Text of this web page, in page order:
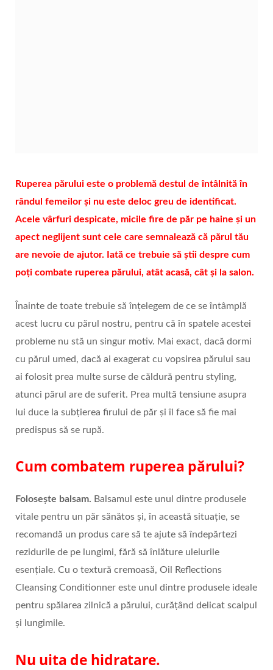
Ruperea părului este o problemă destul de întâlnită în
rândul femeilor și nu este deloc greu de identificat.
Acele vârfuri despicate, micile fire de păr pe haine și un
apect neglijent sunt cele care semnalează că părul tău
are nevoie de ajutor. Iată ce trebuie să știi despre cum
poți combate ruperea părului, atât acasă, cât și la salon.
Înainte de toate trebuie să înțelegem de ce se întâmplă
acest lucru cu părul nostru, pentru că în spatele acestei
probleme nu stă un singur motiv. Mai exact, dacă dormi
cu părul umed, dacă ai exagerat cu vopsirea părului sau
ai folosit prea multe surse de căldură pentru styling,
atunci părul are de suferit. Prea multă tensiune asupra
lui duce la subțierea firului de păr și îl face să fie mai
predispus să se rupă.
Cum combatem ruperea părului?
Folosește balsam. Balsamul este unul dintre produsele
vitale pentru un păr sănătos și, în această situație, se
recomandă un produs care să te ajute să îndepărtezi
rezidurile de pe lungimi, fără să înlăture uleiurile
esențiale. Cu o textură cremoasă, Oil Reflections
Cleansing Conditionner este unul dintre produsele ideale
pentru spălarea zilnică a părului, curățând delicat scalpul
și lungimile.
Nu uita de hidratare.